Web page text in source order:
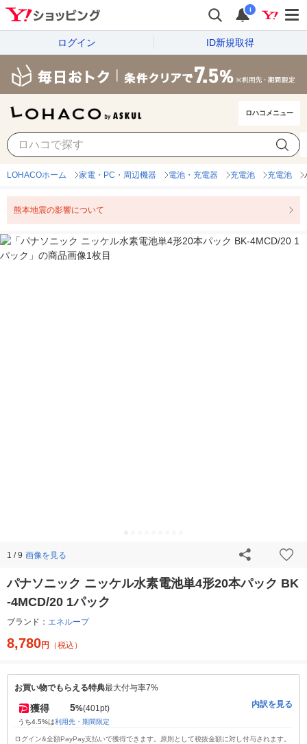
i
ログイン ID新規取得
ロハコメニュー
LOHACOホーム 家電・PC・周辺機器 電池・充電器 充電池 充電池
熊本地震の影響について
1 / 9 画像を見る
パナソニック ニッケル水素電池単4形20本パック BK
-4MCD/20 1パック
ブランド： エネループ
8,780円 （税込）
お買い物でもらえる特典最大付与率7%
獲得 5%(401pt)
うち4.5%は利用先・期間限定
内訳を見る
ログイン&全額PayPay支払いで獲得できます。原則として税抜金額に対し付与されます。